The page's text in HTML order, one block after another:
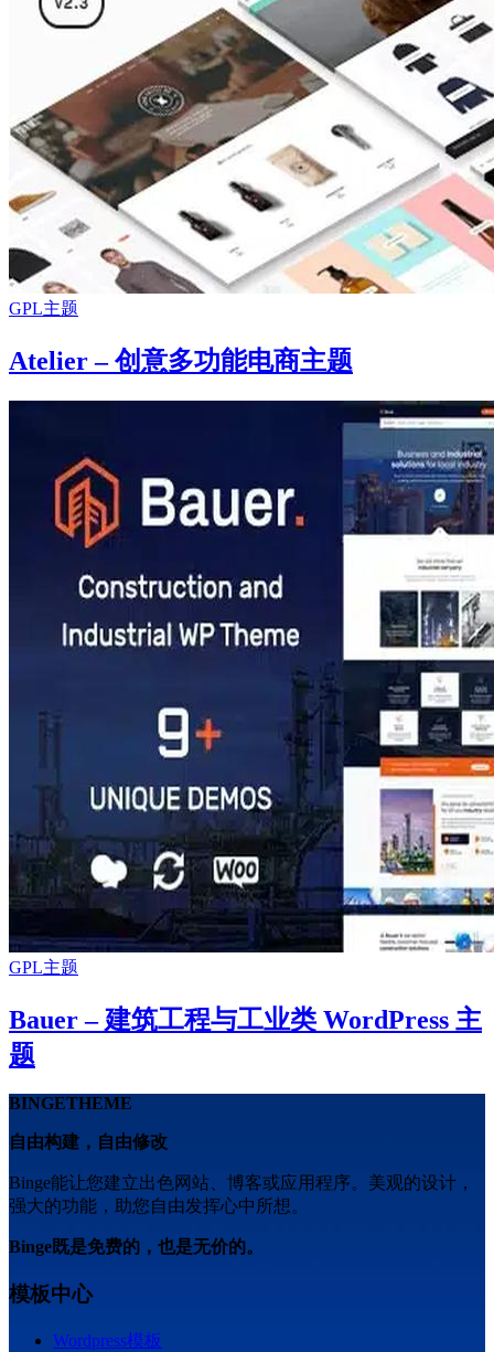
GPL主题
Atelier – 创意多功能电商主题
GPL主题
Bauer – 建筑工程与工业类 WordPress 主
题
BINGETHEME
自由构建，自由修改
Binge能让您建立出色网站、博客或应用程序。美观的设计，
强大的功能，助您自由发挥心中所想。
Binge既是免费的，也是无价的。
模板中心
Wordpress模板